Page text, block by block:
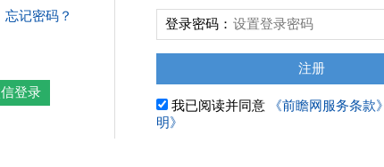
忘记密码？
登录
登录密码：
我已阅读并同意 《前瞻网服务条款》
明》